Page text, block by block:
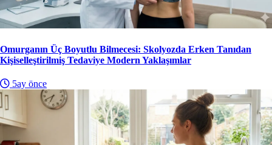
Omurganın Üç Boyutlu Bilmecesi: Skolyozda Erken Tanıdan
Kişiselleştirilmiş Tedaviye Modern Yaklaşımlar
5ay önce